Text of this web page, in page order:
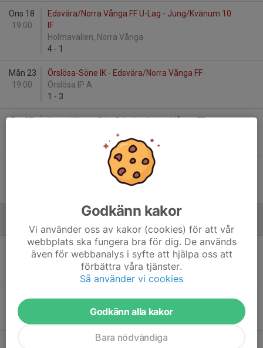
Ons 18
19:00
Edsvära/Norra Vånga FF U-Lag - Jung/Kvänum 10
IF
Holmavallen, Norra Vånga
4 - 1
Mån 23
19:00
Örslösa-Söne IK - Edsvära/Norra Vånga FF
Örslösa IP A
1 - 3
Fre 27
Norra Härene BK - Edsvära/Norra Vånga FF
Edsvära/Norra Vånga FF U-Lag - Södra Härene IF
Holmavallen, Norra Vånga
Augusti
Mån 11
19:00
Edsvära/Norra Vånga FF - Lundsbrunns IF
Edsvallen A
13:00
Degeberg IP A-plan
Edsvära/Norra Vånga FF U-Lag -
Godkänn kakor
Vi använder oss av kakor (cookies) för att vår
webbplats ska fungera bra för dig. De används
även för webbanalys i syfte att hjälpa oss att
förbättra våra tjänster.
Så använder vi cookies
Godkänn alla kakor
Bara nödvändiga